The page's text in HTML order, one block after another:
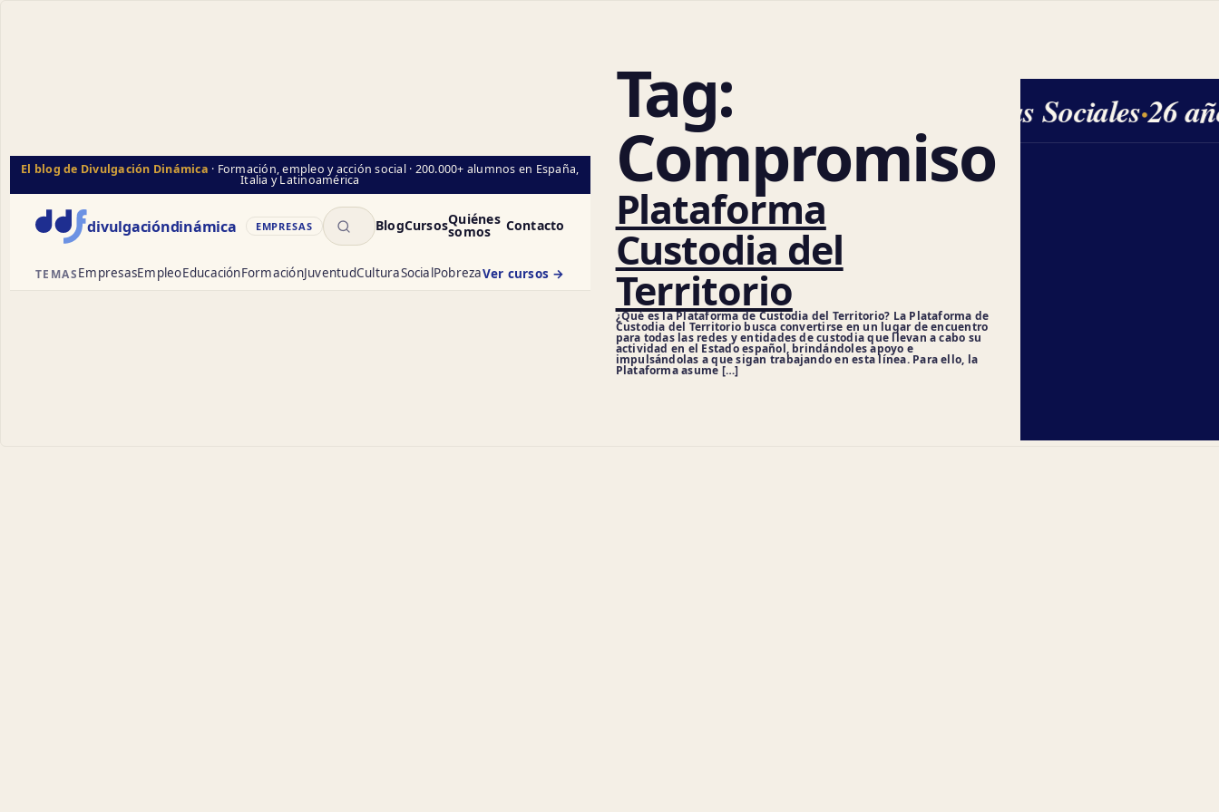
El blog de Divulgación Dinámica · Formación, empleo y acción social · 200.000+ alumnos en España,
Italia y Latinoamérica
divulgacióndinámica EMPRESAS
Buscar
BlogCursosQuiénes
somos Contacto
TEMASEmpresasEmpleoEducaciónFormaciónJuventudCulturaSocialPobrezaVer cursos →
Tag:
Compromiso
Plataforma
Custodia del
Territorio
¿Qué es la Plataforma de Custodia del Territorio? La Plataforma de
Custodia del Territorio busca convertirse en un lugar de encuentro
para todas las redes y entidades de custodia que llevan a cabo su
actividad en el Estado español, brindándoles apoyo e
impulsándolas a que sigan trabajando en esta línea. Para ello, la
Plataforma asume […]
Ciencias Sociales·26